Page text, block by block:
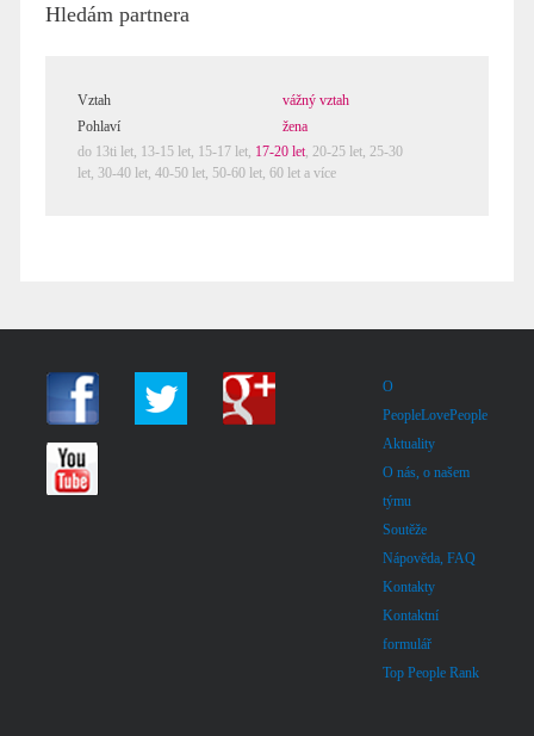
Hledám partnera
Vztah
vážný vztah
Pohlaví
žena
do 13ti let, 13-15 let, 15-17 let, 17-20 let, 20-25 let, 25-30
let, 30-40 let, 40-50 let, 50-60 let, 60 let a více
O
PeopleLovePeople
Aktuality
O nás, o našem
týmu
Soutěže
Nápověda, FAQ
Kontakty
Kontaktní
formulář
Top People Rank